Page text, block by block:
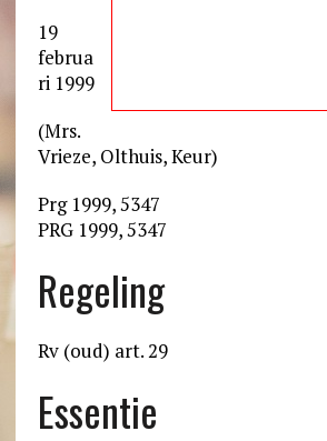
19
februa
ri 1999
(Mrs.
Vrieze, Olthuis, Keur)
Prg 1999, 5347
PRG 1999, 5347
Regeling
Rv (oud) art. 29
Essentie